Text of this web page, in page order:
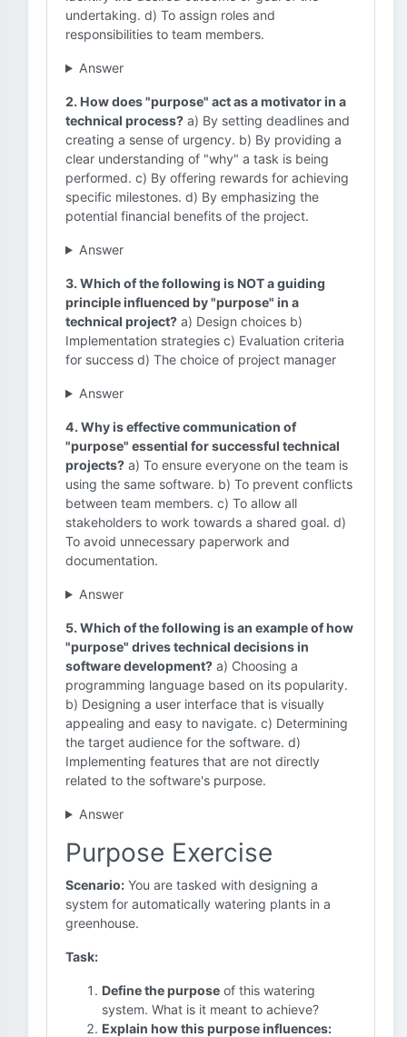
undertaking. d) To assign roles and
responsibilities to team members.
Answer
2. How does "purpose" act as a motivator in a
technical process? a) By setting deadlines and
creating a sense of urgency. b) By providing a
clear understanding of "why" a task is being
performed. c) By offering rewards for achieving
specific milestones. d) By emphasizing the
potential financial benefits of the project.
Answer
3. Which of the following is NOT a guiding
principle influenced by "purpose" in a
technical project? a) Design choices b)
Implementation strategies c) Evaluation criteria
for success d) The choice of project manager
Answer
4. Why is effective communication of
"purpose" essential for successful technical
projects? a) To ensure everyone on the team is
using the same software. b) To prevent conflicts
between team members. c) To allow all
stakeholders to work towards a shared goal. d)
To avoid unnecessary paperwork and
documentation.
Answer
5. Which of the following is an example of how
"purpose" drives technical decisions in
software development? a) Choosing a
programming language based on its popularity.
b) Designing a user interface that is visually
appealing and easy to navigate. c) Determining
the target audience for the software. d)
Implementing features that are not directly
related to the software's purpose.
Answer
Purpose Exercise
Scenario: You are tasked with designing a
system for automatically watering plants in a
greenhouse.
Task:
Define the purpose of this watering
system. What is it meant to achieve?
Explain how this purpose influences: